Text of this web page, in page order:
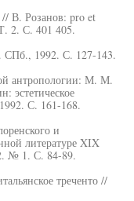
В. Розанов: pro et
2. С. 401 405.
СПб., 1992. С. 127-143.
антропологии: М. М.
эстетическое
С. 161-168.
и
литературе XIX
№ 1. С. 84-89.
треченто //